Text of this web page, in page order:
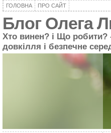
ГОЛОВНА ПРО САЙТ
Блог Олега
Хто винен? і Що робити?
довкілля і безпечне